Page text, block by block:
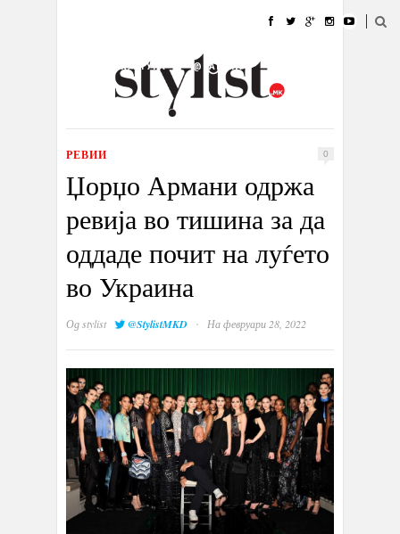
УБАВИНА
КУЛТУРА @РАБОТА
ИЗЛОГ
РЕВИИ 0
Џорџо Армани одржа
ревија во тишина за да
оддаде почит на луѓето
во Украина
Одstylist @StylistMKD · На февруари 28, 2022